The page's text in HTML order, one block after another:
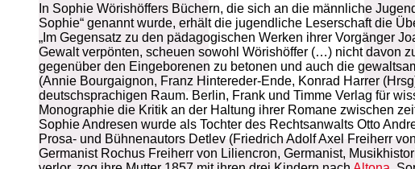
In Sophie Wörishöffers Büchern, die sich an die männliche
Sophie“ genannt wurde, erhält die jugendliche Leserschaft die
„Im Gegensatz zu den pädagogischen Werken ihrer Vorgänger
Gewalt verpönten, scheuen sowohl Wörishöffer (…) nicht davon
gegenüber den Eingeborenen zu betonen und auch die
(Annie Bourgaignon, Franz Hintereder-Ende, Konrad Harrer
deutschsprachigen Raum. Berlin, Frank und Timme Verlag für
Monographie die Kritik an der Haltung ihrer Romane zwischen
Sophie Andresen wurde als Tochter des Rechtsanwalts Otto
Prosa- und Bühnenautors Detlev (Friedrich Adolf Axel Freiherr
Germanist Rochus Freiherr von Liliencron, Germanist,